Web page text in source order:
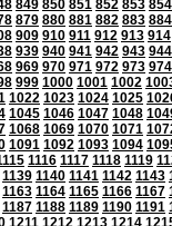
849 850 851 852 853 854
879 880 881 882 883 884
909 910 911 912 913 914
939 940 941 942 943 944
969 970 971 972 973 974
999 1000 1001 1002
1022 1023 1024 1025
1045 1046 1047 1048
1068 1069 1070 1071
1091 1092 1093 1094
1116 1117 1118 1119
1139 1140 1141 1142 1143
1163 1164 1165 1166 1167
1187 1188 1189 1190 1191
1211 1212 1213 1214